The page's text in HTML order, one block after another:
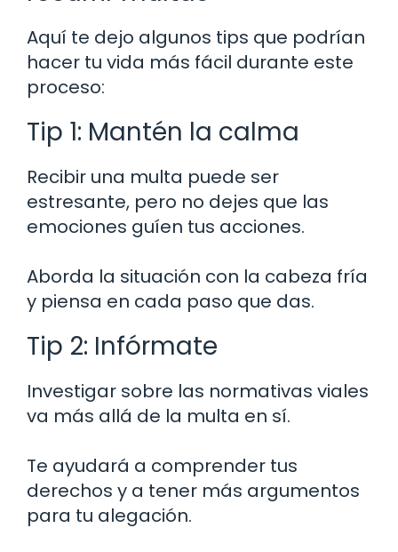
Aquí te dejo algunos tips que podrían
hacer tu vida más fácil durante este
proceso:
Tip 1: Mantén la calma
Recibir una multa puede ser
estresante, pero no dejes que las
emociones guíen tus acciones.
Aborda la situación con la cabeza fría
y piensa en cada paso que das.
Tip 2: Infórmate
Investigar sobre las normativas viales
va más allá de la multa en sí.
Te ayudará a comprender tus
derechos y a tener más argumentos
para tu alegación.